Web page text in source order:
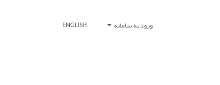
ورود به سامانه ENGLISH